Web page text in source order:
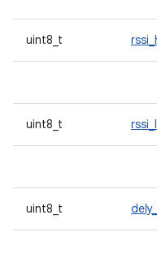
uint8_t
uint8_t
uint8_t